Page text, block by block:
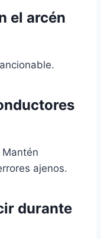
el arcén
ajenos.
durante